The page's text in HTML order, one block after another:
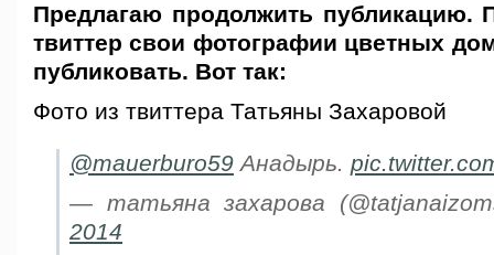
Предлагаю продолжить публикацию.
твиттер свои фотографии цветных
публиковать. Вот так:
Фото из твиттера Татьяны Захаровой
@mauerburo59 Анадырь.
— татьяна захарова
2014